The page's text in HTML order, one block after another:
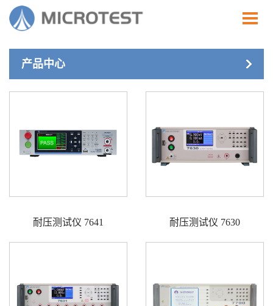
产品中心
耐压测试仪 7641 耐压测试仪 7630